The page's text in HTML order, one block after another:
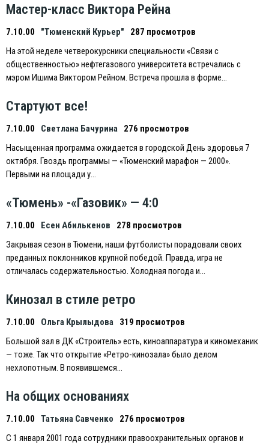
Мастер-класс Виктора Рейна
7.10.00 "Тюменский Курьер"
287 просмотров
На этой неделе четверокурсники специальности «Связи с
общественностью» нефтегазового университета встречались с
мэром Ишима Виктором Рейном. Встреча прошла в форме…
Стартуют все!
7.10.00 Светлана Бачурина
276 просмотров
Насыщенная программа ожидается в городской День здоровья 7
октября. Гвоздь программы — «Тюменский марафон — 2000».
Первыми на площади у…
«Тюмень» -«Газовик» — 4:0
7.10.00 Есен Абилькенов
278 просмотров
Закрывая сезон в Тюмени, наши футболисты порадовали своих
преданных поклонников крупной победой. Правда, игра не
отличалась содержательностью. Холодная погода и…
Кинозал в стиле ретро
7.10.00 Ольга Крылыдова
319 просмотров
Большой зал в ДК «Строитель» есть, киноаппаратура и киномеханик
— тоже. Так что открытие «Ретро-кинозала» было делом
нехлопотным. В появившемся…
На общих основаниях
7.10.00 Татьяна Савченко
276 просмотров
С 1 января 2001 года сотрудники правоохранительных органов и